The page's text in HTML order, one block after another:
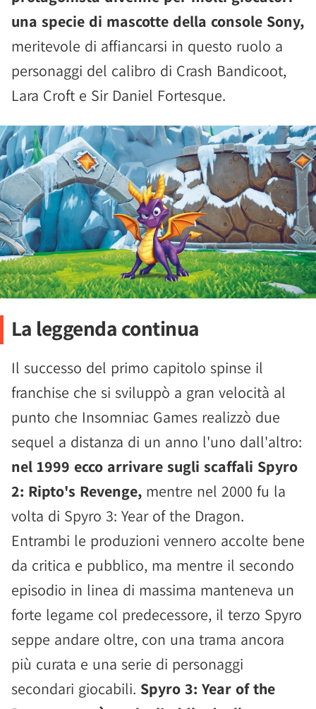
una specie di mascotte della console Sony,
meritevole di affiancarsi in questo ruolo a
personaggi del calibro di Crash Bandicoot,
Lara Croft e Sir Daniel Fortesque.
La leggenda continua
Il successo del primo capitolo spinse il
franchise che si sviluppò a gran velocità al
punto che Insomniac Games realizzò due
sequel a distanza di un anno l'uno dall'altro:
nel 1999 ecco arrivare sugli scaffali Spyro
2: Ripto's Revenge, mentre nel 2000 fu la
volta di Spyro 3: Year of the Dragon.
Entrambi le produzioni vennero accolte bene
da critica e pubblico, ma mentre il secondo
episodio in linea di massima manteneva un
forte legame col predecessore, il terzo Spyro
seppe andare oltre, con una trama ancora
più curata e una serie di personaggi
secondari giocabili. Spyro 3: Year of the